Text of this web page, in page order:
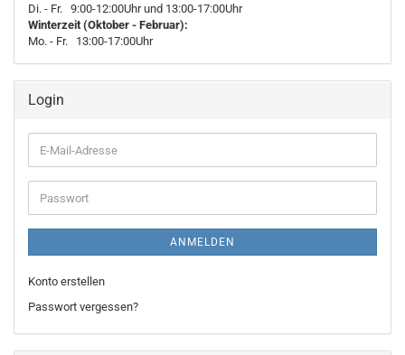
Di. - Fr. 9:00-12:00Uhr und 13:00-17:00Uhr
Winterzeit (Oktober - Februar):
Mo. - Fr. 13:00-17:00Uhr
Login
E-
Mail-
Adresse
Passwort
ANMELDEN
Konto erstellen
Passwort vergessen?